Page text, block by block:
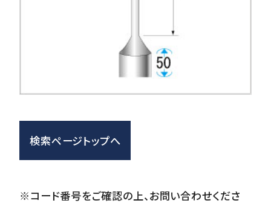
検索ページトップへ
※コード番号をご確認の上、お問い合わせくださ